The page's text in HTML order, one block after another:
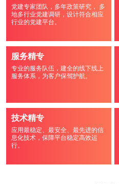
党建专家团队，多年政策研究， 多
地多行业党建调研，设计符合相应
行业的党建平台。
服务精专
专业的服务队伍，建全的线下线上
服务体系，为客户保驾护航。
技术精专
应用最稳定、最安全、最先进的信
息化技术，保障平台稳定高效运
行。